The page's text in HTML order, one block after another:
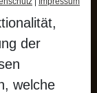
der
welche